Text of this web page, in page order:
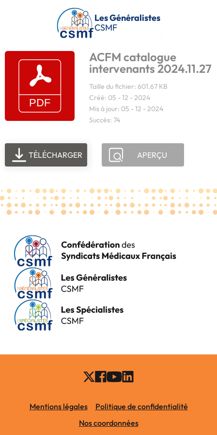
Passer au contenu principal
Les Généralistes
CSMF
ACFM catalogue
intervenants 2024.11.27
Taille du fichier: 601.67 KB
Créé: 05 - 12 - 2024
Mis à jour: 05 - 12 - 2024
Succès: 74
TÉLÉCHARGER APERÇU
Mentions légales
Politique de confidentialité
Nos coordonnées